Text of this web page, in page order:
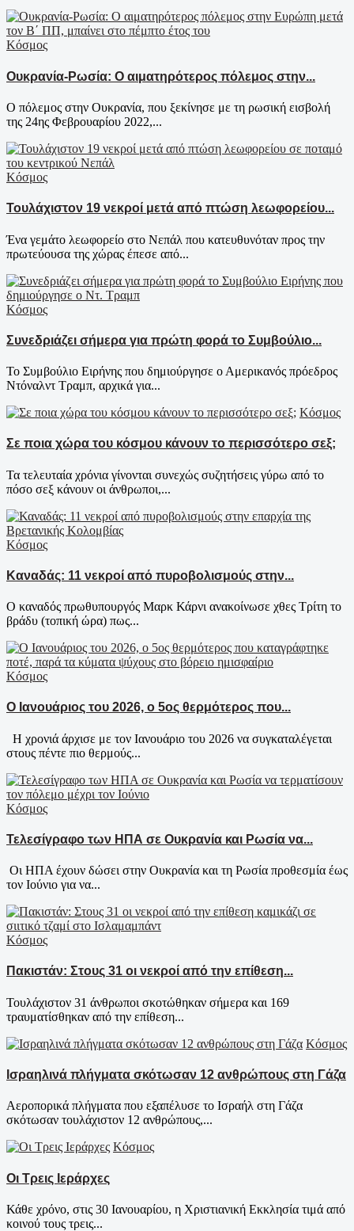
Κόσμος
Ουκρανία-Ρωσία: Ο αιματηρότερος πόλεμος στην...
Ο πόλεμος στην Ουκρανία, που ξεκίνησε με τη ρωσική εισβολή
της 24ης Φεβρουαρίου 2022,...
Κόσμος
Τουλάχιστον 19 νεκροί μετά από πτώση λεωφορείου...
Ένα γεμάτο λεωφορείο στο Νεπάλ που κατευθυνόταν προς την
πρωτεύουσα της χώρας έπεσε από...
Κόσμος
Συνεδριάζει σήμερα για πρώτη φορά το Συμβούλιο...
Το Συμβούλιο Ειρήνης που δημιούργησε ο Αμερικανός πρόεδρος
Ντόναλντ Τραμπ, αρχικά για...
Κόσμος
Σε ποια χώρα του κόσμου κάνουν το περισσότερο σεξ;
Τα τελευταία χρόνια γίνoνται συνεχώς συζητήσεις γύρω από το
πόσο σεξ κάνουν οι άνθρωποι,...
Κόσμος
Καναδάς: 11 νεκροί από πυροβολισμούς στην...
Ο καναδός πρωθυπουργός Μαρκ Κάρνι ανακοίνωσε χθες Τρίτη το
βράδυ (τοπική ώρα) πως...
Κόσμος
Ο Ιανουάριος του 2026, ο 5ος θερμότερος που...
Η χρονιά άρχισε με τον Ιανουάριο του 2026 να συγκαταλέγεται
στους πέντε πιο θερμούς...
Κόσμος
Τελεσίγραφο των ΗΠΑ σε Ουκρανία και Ρωσία να...
Οι ΗΠΑ έχουν δώσει στην Ουκρανία και τη Ρωσία προθεσμία έως
τον Ιούνιο για να...
Κόσμος
Πακιστάν: Στους 31 οι νεκροί από την επίθεση...
Τουλάχιστον 31 άνθρωποι σκοτώθηκαν σήμερα και 169
τραυματίσθηκαν από την επίθεση...
Κόσμος
Ισραηλινά πλήγματα σκότωσαν 12 ανθρώπους στη Γάζα
Αεροπορικά πλήγματα που εξαπέλυσε το Ισραήλ στη Γάζα
σκότωσαν τουλάχιστον 12 ανθρώπους,...
Κόσμος
Οι Τρεις Ιεράρχες
Κάθε χρόνο, στις 30 Ιανουαρίου, η Χριστιανική Εκκλησία τιμά από
κοινού τους τρεις...